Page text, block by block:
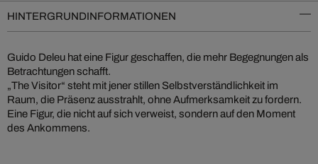
HINTERGRUNDINFORMATIONEN
Guido Deleu hat eine Figur geschaffen, die mehr Begegnungen als
Betrachtungen schafft.
„The Visitor“ steht mit jener stillen Selbstverständlichkeit im
Raum, die Präsenz ausstrahlt, ohne Aufmerksamkeit zu fordern.
Eine Figur, die nicht auf sich verweist, sondern auf den Moment
des Ankommens.